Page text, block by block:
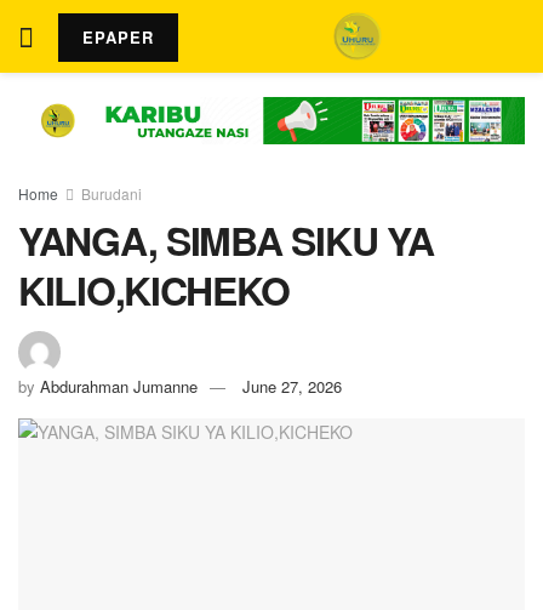
EPAPER
Home Burudani
YANGA, SIMBA SIKU YA
KILIO,KICHEKO
by Abdurahman Jumanne June 27, 2026